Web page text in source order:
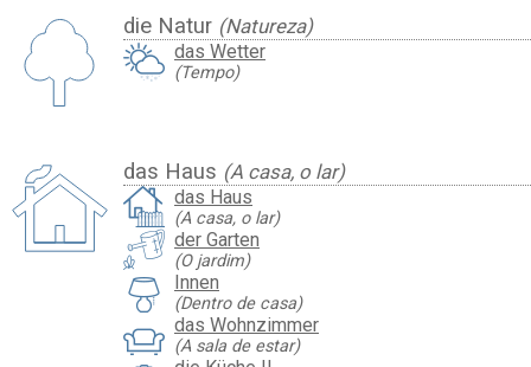
die Natur (Natureza)
das Wetter
(Tempo)
das Haus (A casa, o lar)
das Haus
(A casa, o lar)
der Garten
(O jardim)
Innen
(Dentro de casa)
das Wohnzimmer
(A sala de estar)